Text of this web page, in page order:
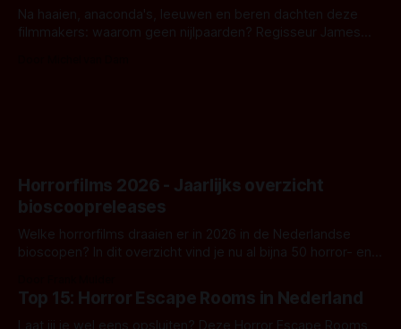
Na haaien, anaconda's, leeuwen en beren dachten deze
filmmakers: waarom geen nijlpaarden? Regisseur James
Horrorfilms 2026 - Jaarlijks overzicht
bioscoopreleases
Welke horrorfilms draaien er in 2026 in de Nederlandse
bioscopen? In dit overzicht vind je nu al bijna 50 horror- en
Top 15: Horror Escape Rooms in Nederland
Laat jij je wel eens opsluiten? Deze Horror Escape Rooms